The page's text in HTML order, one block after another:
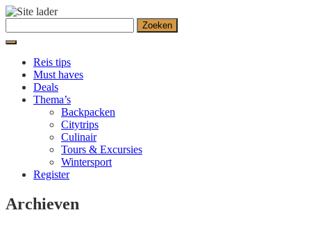
naar
de
inhoud
naar:
Reis tips
Must haves
Deals
Thema’s
Backpacken
Citytrips
Culinair
Tours & Excursies
Wintersport
Register
Archieven